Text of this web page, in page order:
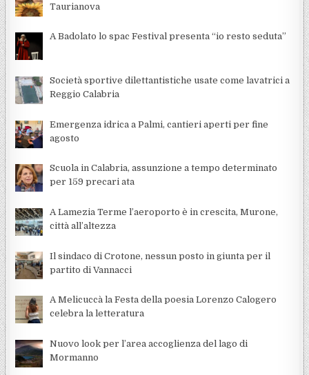
Taurianova
A Badolato lo spac Festival presenta “io resto seduta”
Società sportive dilettantistiche usate come lavatrici a
Reggio Calabria
Emergenza idrica a Palmi, cantieri aperti per fine
agosto
Scuola in Calabria, assunzione a tempo determinato
per 159 precari ata
A Lamezia Terme l’aeroporto è in crescita, Murone,
città all’altezza
Il sindaco di Crotone, nessun posto in giunta per il
partito di Vannacci
A Melicuccà la Festa della poesia Lorenzo Calogero
celebra la letteratura
Nuovo look per l’area accoglienza del lago di
Mormanno